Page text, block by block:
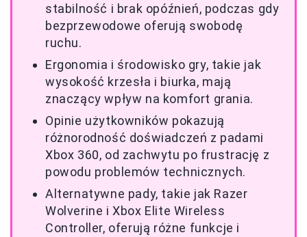
stabilność i brak opóźnień, podczas gdy
bezprzewodowe oferują swobodę
ruchu.
Ergonomia i środowisko gry, takie jak
wysokość krzesła i biurka, mają
znaczący wpływ na komfort grania.
Opinie użytkowników pokazują
różnorodność doświadczeń z padami
Xbox 360, od zachwytu po frustrację z
powodu problemów technicznych.
Alternatywne pady, takie jak Razer
Wolverine i Xbox Elite Wireless
Controller, oferują różne funkcje i